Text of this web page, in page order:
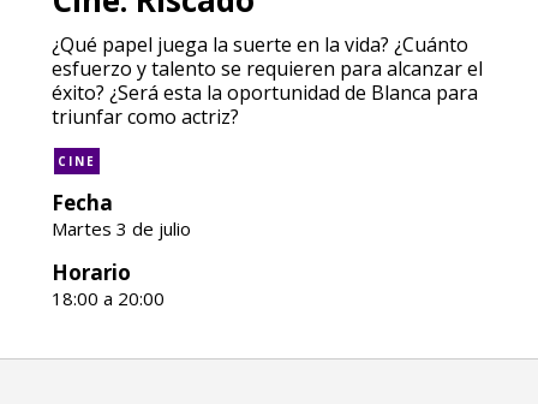
¿Qué papel juega la suerte en la vida? ¿Cuánto
esfuerzo y talento se requieren para alcanzar el
éxito? ¿Será esta la oportunidad de Blanca para
triunfar como actriz?
CINE
Fecha
Martes 3 de julio
Horario
18:00 a 20:00